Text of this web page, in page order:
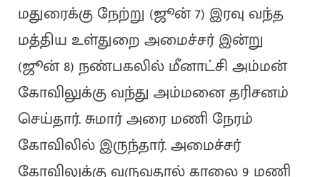
மதுரைக்கு நேற்று (ஜூன் 7) இரவு வந்த
மத்திய உள்துறை அமைச்சர் இன்று
(ஜூன் 8) நண்பகலில் மீனாட்சி அம்மன்
கோவிலுக்கு வந்து அம்மனை தரிசனம்
செய்தார். சுமார் அரை மணி நேரம்
கோவிலில் இருந்தார். அமைச்சர்
கோவிலுக்கு வருவதால் காலை 9 மணி